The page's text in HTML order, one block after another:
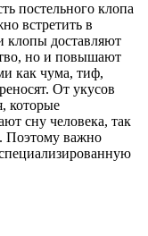
постельного клопа
встретить в
клопы доставляют
но и повышают
как чума, тиф,
От укусов
которые
сну человека, так
Поэтому важно